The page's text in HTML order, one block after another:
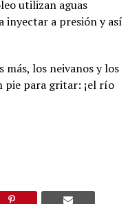
utilizan aguas
inyectar a presión y así
más, los neivanos y los
pie para gritar: ¡el río